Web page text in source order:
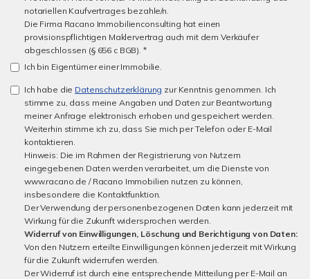
notariellen Kaufvertrages bezahle/n.
Die Firma Racano Immobilienconsulting hat einen
provisionspflichtigen Maklervertrag auch mit dem Verkäufer
abgeschlossen (§ 656 c BGB). *
Ich bin Eigentümer einer Immobilie.
Ich habe die Datenschutzerklärung zur Kenntnis genommen. Ich
stimme zu, dass meine Angaben und Daten zur Beantwortung
meiner Anfrage elektronisch erhoben und gespeichert werden.
Weiterhin stimme ich zu, dass Sie mich per Telefon oder E-Mail
kontaktieren.
Hinweis: Die im Rahmen der Registrierung von Nutzern
eingegebenen Daten werden verarbeitet, um die Dienste von
www.racano.de / Racano Immobilien nutzen zu können,
insbesondere die Kontaktfunktion.
Der Verwendung der personenbezogenen Daten kann jederzeit mit
Wirkung für die Zukunft widersprochen werden.
Widerruf von Einwilligungen, Löschung und Berichtigung von Daten:
Von den Nutzern erteilte Einwilligungen können jederzeit mit Wirkung
für die Zukunft widerrufen werden.
Der Widerruf ist durch eine entsprechende Mitteilung per E-Mail an